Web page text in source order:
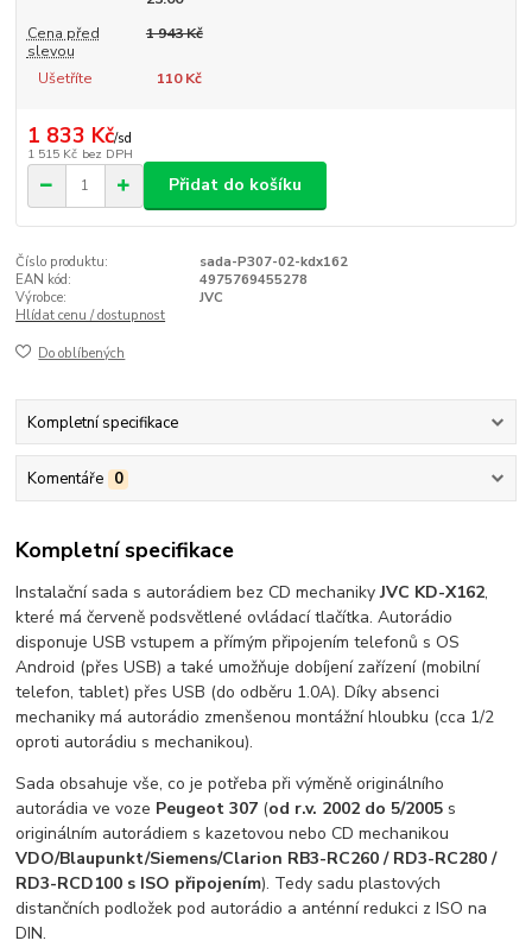
Cena před
slevou
1 943 Kč
Ušetříte 110 Kč
1 833 Kč/sd
1 515 Kč bez DPH
Přidat do košíku
Číslo produktu:
sada-P307-02-kdx162
EAN kód:
4975769455278
Výrobce:
JVC
Hlídat cenu / dostupnost
Do oblíbených
Kompletní specifikace
Komentáře 0
Kompletní specifikace
Instalační sada s autorádiem bez CD mechanikyJVC KD-X162,
které má červeně podsvětlené ovládací tlačítka. Autorádio
disponuje USB vstupem a přímým připojením telefonů s OS
Android (přes USB) a také umožňuje dobíjení zařízení (mobilní
telefon, tablet) přes USB (do odběru 1.0A). Díky absenci
mechaniky má autorádio zmenšenou montážní hloubku (cca 1/2
oproti autorádiu s mechanikou).
Sada obsahuje vše, co je potřeba při výměně originálního
autorádia ve voze Peugeot 307 (od r.v. 2002 do 5/2005 s
originálním autorádiem s kazetovou nebo CD mechanikou
VDO/Blaupunkt/Siemens/Clarion RB3-RC260 / RD3-RC280 /
RD3-RCD100 s ISO připojením). Tedy sadu plastových
distančních podložek pod autorádio a anténní redukci z ISO na
DIN.